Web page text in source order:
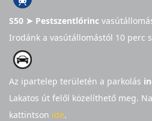
S50 ➤ Pestszentlőrinc
Irodánk a vasútállomástól 10 perc
Az ipartelep területén a parkolás
Lakatos út felől közelíthető meg.
kattintson ide.